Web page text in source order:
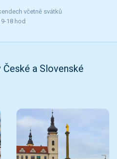
včetně svátků
18 hod
a Slovenské